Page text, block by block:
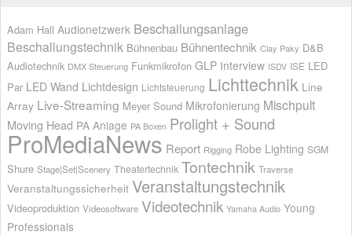
Adam Hall Audionetzwerk Beschallungsanlage
Beschallungstechnik Bühnenbau Bühnentechnik Clay Paky D&B
Audiotechnik DMX Steuerung Funkmikrofon GLP Interview ISDV ISE LED
Par LED Wand Lichtdesign Lichtsteuerung Lichttechnik Line
Array Live-Streaming Meyer Sound Mikrofonierung Mischpult
Moving Head PA Anlage PA Boxen Prolight + Sound
ProMediaNews Report Rigging Robe Lighting SGM
Shure Stage|Set|Scenery Theatertechnik Tontechnik Traverse
Veranstaltungssicherheit Veranstaltungstechnik
Videoproduktion Videosoftware Videotechnik Yamaha Audio Young
Professionals